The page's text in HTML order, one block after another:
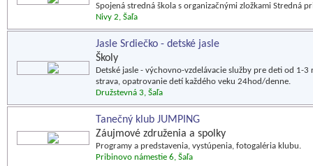
Spojená stredná škola s organizačnými zložkami Stredná
Nivy 2, Šaľa
Jasle Srdiečko - detské jasle
Školy
Detské jasle - výchovno-vzdelávacie služby pre deti od 1-
strava, opatrovanie detí každého veku 24hod/denne.
Družstevná 3, Šaľa
Tanečný klub JUMPING
Záujmové združenia a spolky
Programy a predstavenia, vystúpenia, fotogaléria klubu.
Pribinovo námestie 6, Šaľa